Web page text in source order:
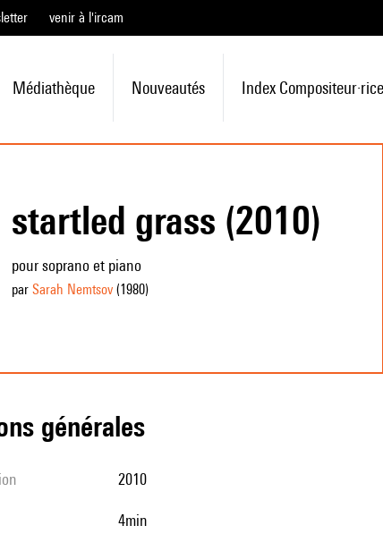
venir à l'ircam
Médiathèque Nouveautés Index Compositeur·rice
startled grass (2010)
pour soprano et piano
par Sarah Nemtsov(1980)
générales
2010
4min